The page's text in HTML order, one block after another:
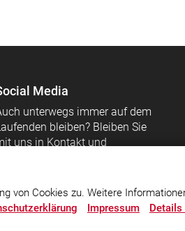
Media
unterwegs immer auf dem
bleiben? Bleiben Sie
uns in Kontakt und
von Cookies zu. Weitere
Impressum Details